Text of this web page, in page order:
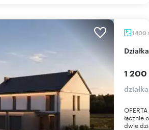
1400
1 200
łącznie
dwie